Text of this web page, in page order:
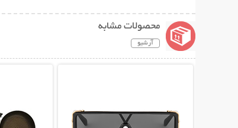
محصولات مشابه
آرشیو